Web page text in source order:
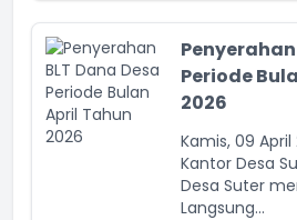
Penyerahan
Periode
2026
Kamis, 09
Kantor Desa
Desa Suter
Langsung...